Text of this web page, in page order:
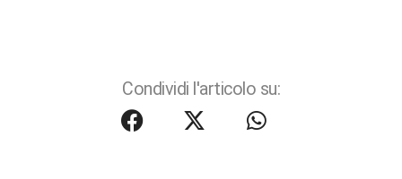
Condividi l'articolo su: